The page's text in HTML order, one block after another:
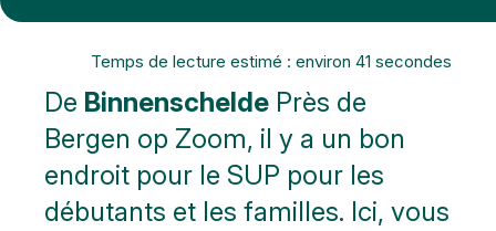
Temps de lecture estimé : environ 41 secondes
De Binnenschelde Près de
Bergen op Zoom, il y a un bon
endroit pour le SUP pour les
débutants et les familles. Ici, vous